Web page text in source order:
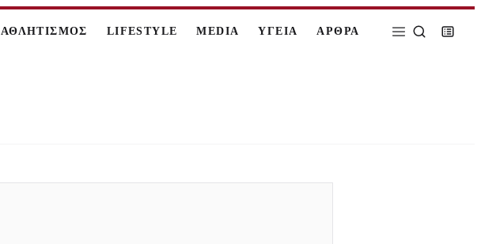
ΑΘΛΗΤΙΣΜΟΣ LIFESTYLE MEDIA ΥΓΕΙΑ ΑΡΘΡΑ